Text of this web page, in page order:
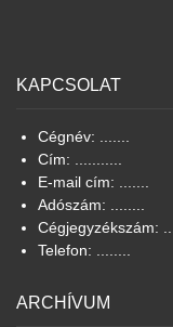
KAPCSOLAT
Cégnév: .......
Cím: ...........
E-mail cím: .......
Adószám: ........
Cégjegyzékszám:
Telefon: ........
ARCHÍVUM